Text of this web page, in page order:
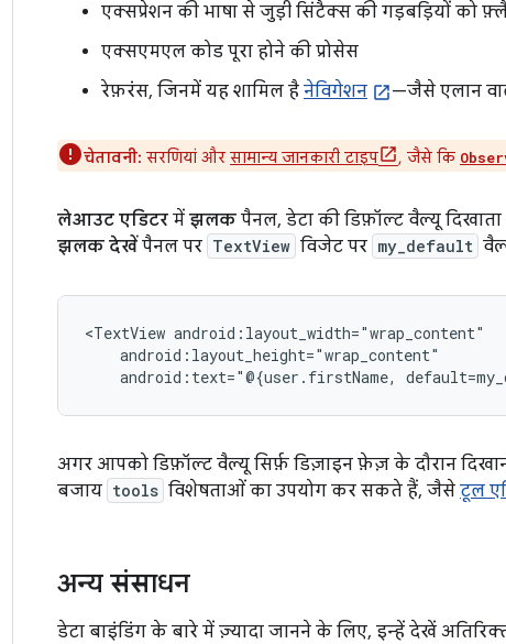
एक्सप्रेशन की भाषा से जुड़ी सिंटैक्स की गड़बड़ियों को
एक्सएमएल कोड पूरा होने की प्रोसेस
रेफ़रंस, जिनमें यह शामिल है नेविगेशन —जैसे एलान
चेतावनी: सरणियां और सामान्य जानकारी टाइप , जैसे कि
लेआउट एडिटर में झलक पैनल, डेटा की डिफ़ॉल्ट वैल्यू
झलक देखें पैनल पर TextView विजेट पर my_default
<TextView
android:text="@{user.firstName,
अगर आपको डिफ़ॉल्ट वैल्यू सिर्फ़ डिज़ाइन फ़ेज़ के दौरान
बजाय tools विशेषताओं का उपयोग कर सकते हैं, जैसे टूल
अन्य संसाधन
डेटा बाइंडिंग के बारे में ज़्यादा जानने के लिए, इन्हें देखें